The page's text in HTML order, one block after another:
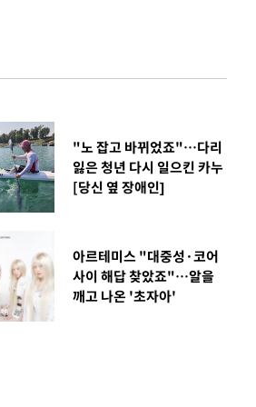
"노 잡고 바뀌었죠"…다리
잃은 청년 다시 일으킨 카누
[당신 옆 장애인]
아르테미스 "대중성·코어
사이 해답 찾았죠"…알을
깨고 나온 '초자아'